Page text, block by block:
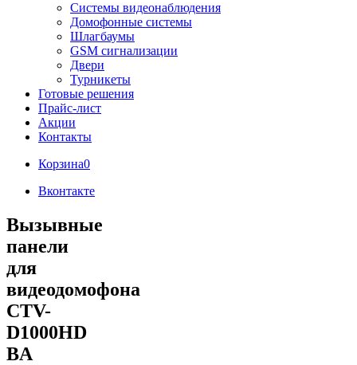
Системы видеонаблюдения
Домофонные системы
Шлагбаумы
GSM сигнализации
Двери
Турникеты
Готовые решения
Прайс-лист
Акции
Контакты
Корзина0
Вконтакте
Вызывные
панели
для
видеодомофона
CTV-
D1000HD
BA